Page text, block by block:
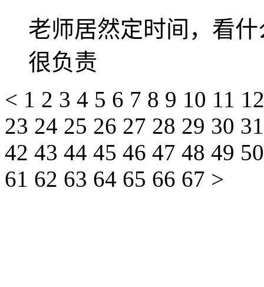
老师居然定时间，看
很负责
< 1 2 3 4 5 6 7 8 9 10 11
23 24 25 26 27 28 29 30
42 43 44 45 46 47 48 49
61 62 63 64 65 66 67 >